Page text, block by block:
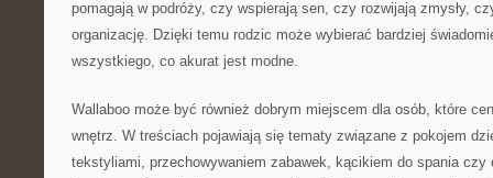
pomagają w podróży, czy wspierają sen, czy rozwijają zmysły,
organizację. Dzięki temu rodzic może wybierać bardziej
wszystkiego, co akurat jest modne.
Wallaboo może być również dobrym miejscem dla osób, które
wnętrz. W treściach pojawiają się tematy związane z pokojem
tekstyliami, przechowywaniem zabawek, kącikiem do spania czy